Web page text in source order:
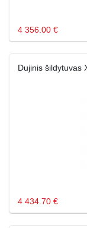
4 356.00 €
Dujinis šildytuvas
4 434.70 €